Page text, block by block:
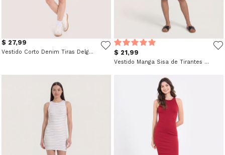
$ 27,99
Vestido Corto Denim Tiras Delgadas $ 21,99
Vestido Manga Sisa de Tirantes Finos